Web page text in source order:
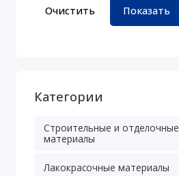
Очистить Показать
Категории
Строительные и отделочные
материалы
Лакокрасочные материалы